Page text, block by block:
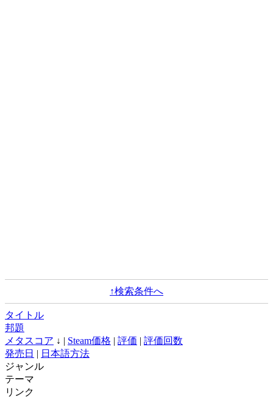
↑検索条件へ
タイトル
邦題
メタスコア ↓ | Steam価格 | 評価 | 評価回数
発売日 | 日本語方法
ジャンル
テーマ
リンク